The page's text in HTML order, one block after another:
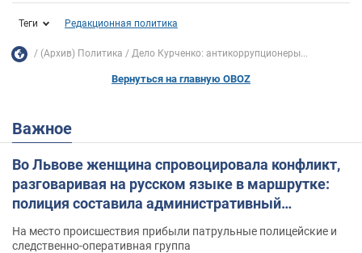
Теги Редакционная политика
(Архив) Политика Дело Курченко: антикоррупционеры...
Вернуться на главную OBOZ
Важное
Во Львове женщина спровоцировала конфликт,
разговаривая на русском языке в маршрутке:
полиция составила административный
На место происшествия прибыли патрульные полицейские и
следственно-оперативная группа